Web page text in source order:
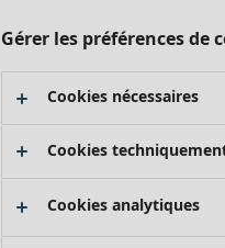
Gérer les préférences de
Cookies nécessaires
Cookies
Cookies analytiques